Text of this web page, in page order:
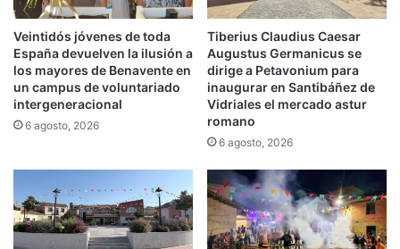
Veintidós jóvenes de toda
España devuelven la ilusión a
los mayores de Benavente en
un campus de voluntariado
intergeneracional
6 agosto, 2026
Tiberius Claudius Caesar
Augustus Germanicus se
dirige a Petavonium para
inaugurar en Santibáñez de
Vidriales el mercado astur
romano
6 agosto, 2026